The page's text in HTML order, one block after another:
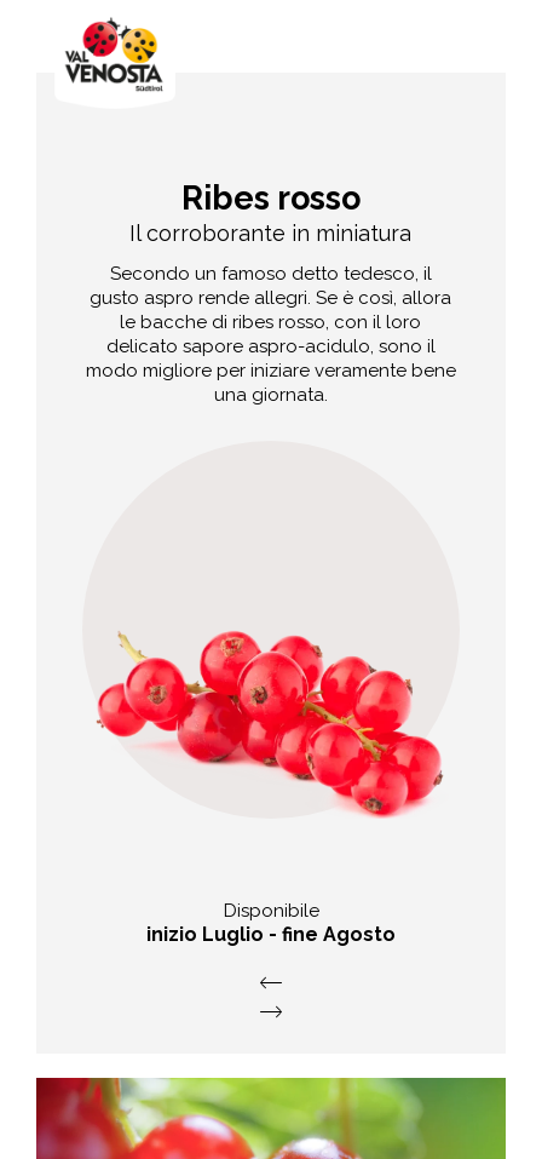
Ribes rosso
Il corroborante in miniatura
Secondo un famoso detto tedesco, il
gusto aspro rende allegri. Se è così, allora
le bacche di ribes rosso, con il loro
delicato sapore aspro-acidulo, sono il
modo migliore per iniziare veramente bene
una giornata.
Disponibile
inizio Luglio - fine Agosto
Alto contenuto in fibre, alta
concentrazione di vitamina C.